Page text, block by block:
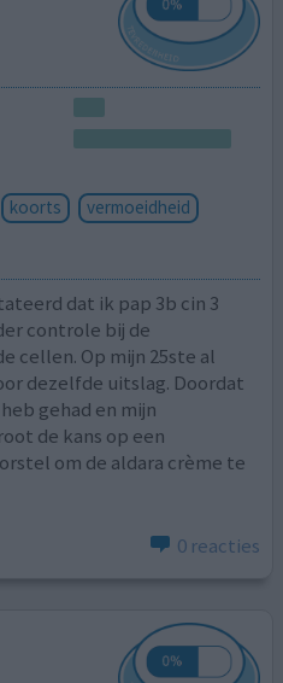
koorts
vermoeidheid
dat ik pap 3b cin 3
controle bij de
cellen. Op mijn 25ste al
dezelfde uitslag. Doordat
gehad en mijn
de kans op een
om de aldara crème te
0 reacties